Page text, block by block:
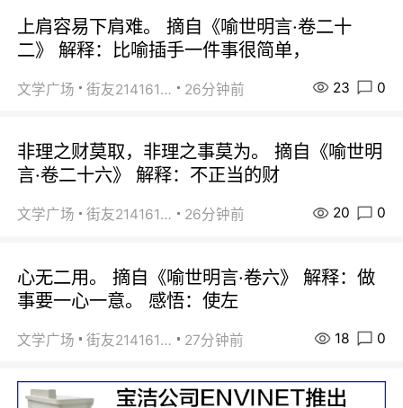
上肩容易下肩难。 摘自《喻世明言·卷二十
二》 解释：比喻插手一件事很简单，
文学广场 街友21416156 26分钟前 23 0
非理之财莫取，非理之事莫为。 摘自《喻世明
言·卷二十六》 解释：不正当的财
文学广场 街友21416156 26分钟前 20 0
心无二用。 摘自《喻世明言·卷六》 解释：做
事要一心一意。 感悟：使左
文学广场 街友21416156 27分钟前 18 0